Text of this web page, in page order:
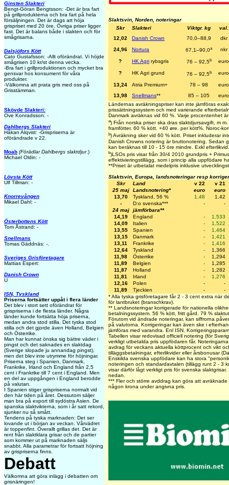
Ginsten Slakteri
Bengt-Göran Bengtsson: -Det är bra fart
på grillprodukterna och bra fart på hela
försäljningen. Det är dags att höja
grispriset med 20 öre. Övriga priser ligger
fast. Det är balans både i slakten och för
smågrisarna.
Dalsjöfors Kött
Cato Gustafsson: -Allt oförändrat. Vi höjde
smågrisen 10 kr/st denna vecka.
-Bra fart i grillproduktionen och mycket bra
gensvar hos konsument för våra
produkter.
-Välkomna att prata gris med oss på
Grisstämman.
Skövde Slakteri:
Ove Konradsson: -
Dahlbergs Slakteri
Håkan Alqvist: -Grispriserna är
oförändrade v 22.
Moab (Förädlar Dahlbergs slaktdjur.)
Michael Oldin: -
Lövsta Kött
Ulf Tillman: -
Knorrevången
Mikael Dahl: -
Österbottens Kött
Tom Åstrand: -
Snellmans
Tomas Gäddnäs: -.
Sveriges Grisföretagare
Mattias Espert:
Danish Crown
U
ISN, Tyskland
Priserna fortsätter uppåt i flera länder
Det blev i stort sett oförändrat för
grispriserna i de flesta länder. Några
länder kunde fortsätta höja priserna,
medan andra stod stilla. Det tyska stod
stilla och det gjorde även Holland, Belgien
och Österrike.
Man har kunnat önska sig bättre väder i
pingst och det saknades en slaktdag
(Sverige slopade ju annandag pingst),
men det blev inte utrymme för höjningar.
Priserna steg i Spanien, Danmark,
Frankrike, Irland och England från 2,5
cent i Frankrike till 7 cent i England. Men
en del av uppgången i England berodde
på valutan.
I Spanien stiger grispriserna normalt vid
den här tiden på året. Dessutom säljer
man bra på export till sydöstra Asien. De
spanska slaktvikterna, som i år satt rekord,
sjunker nu så smått.
Tendens på tyska marknaden: Det ser
lovande ut i början av veckan. Vårvädret
är toppenfint. Överallt grillas det. Det är
rent från slaktklara grisar och de partier
som kommer ut på marknaden säljs
snabbt. Alla parametrar för fortsatt höjning
av grispriserna finns.
Debatt
Välkomna att göra inlägg i debatten om
grisnäringen!
Slaktsvin, Norden, noteringar
Skr
Slakteri Viktgr. kg
val.
12,02
Danish Crown 70,0–88,9
dkr
24,96
Nortura 67,1–90,0a nkr
? HK Agri rybsgris 76 – 92,5b euro
? HK Agri grund 76 – 92,5b euro
13,24 Atria Premium+ 78 – 98
euro
13,98
Snellmans** 85 – 105
euro
Ländernas avräkningspriser kan inte jämföras
prissättningssystem och med varierande
Danmark avräknas vid 60 %. Varje procentenhet
a) Från norska priser ska dras slaktdjursavgift, m
framfötter. 60 % kött. +40 øre. per kött%. Noroc-
b) Avräkning sker vid 60 % kött. Priset inkluderar
Danish Crowns notering är bruttonotering. Sedan
kan beräknas till 10 - 15 öre mindre. Exkl efterlikvid.
b)LSOs pris visar från 30/4 2010 grundpris +
effektivieringstillägg, som i princip alla uppfödare
**Priset är utbetalat medelpris inklusive
Slaktsvin, Europa, landsnoteringar resp
Skr
Land v 22
v 21
25 maj
Landsnotering* euro
euro
13,70
Tyskland, 56 % 1,48
1,42
-
D:o svenska*** -
-
24 maj
jämförbara**
14,19
England -
1,533
14,09
Italien -
1,522
13,55
Spanien -
1,464
13,15
Danmark -
1,421
13,11
Frankrike -
1,416
12,64
Tyskland -
1,366
11,98
Österrike -
1,294
11,89
Belgien -
1,285
11,87
Holland -
1,282
11,81
Irland -
1,276
12,16
Polen -
-
11,89
Tjeckien -
-
* Alla tyska grisföretagare får 2 - 3 cent extra när
för lantbruket (branschkrav).
** Landsnoteringar korrigerade för nationella
betalningssystem. 56 % kött, fritt gård. 79 %
Förutom vid ändrade noteringar, kan siffrorna
på valutorna. Korrigeringar kan även ske i
jämföras med varandra. Enl ISN.
Tabellen visar redovisad officiell notering (för
verkligt utbetalda pris uppfödaren får.
avdrag för veckans aktuella köttprocent och vikt
tilläggsbetalningar, efterlikvider eller årsbonusar
Enskilda svenska uppfödare kan ha stora
noteringen och standardavtalen (tillägg runt 2 - 3
visar därför lågt verkligt pris för svenska
nedan.
*** Fler och större avddrag kan göra att
någon krona under angivna pris.